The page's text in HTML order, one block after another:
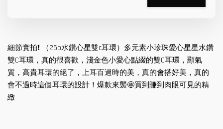
細節實拍❗️ （25p水鑽心星雙c耳環）多元素小珍珠愛心星星水鑽
雙C耳環，真的很喜歡，淺金色小愛心點綴的雙C耳環，顯氣
質，高貴耳環的絕了，上耳百過時的美，真的會搭好美，真的
會不過時這個耳環的設計！爆款來襲🤩買到賺到肉眼可見的精
緻